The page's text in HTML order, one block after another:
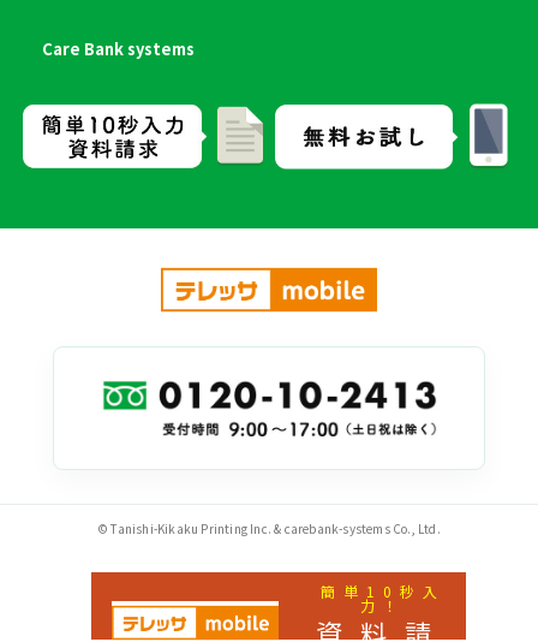
簡単10秒入
力！
資料請
Care Bank systems
© Tanishi-Kikaku Printing Inc. & carebank-systems Co., Ltd.